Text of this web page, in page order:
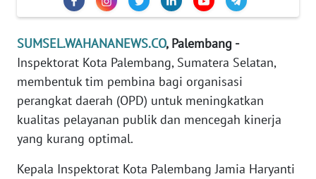
SUMSEL.WAHANANEWS.CO, Palembang -
Inspektorat Kota Palembang, Sumatera Selatan,
membentuk tim pembina bagi organisasi
perangkat daerah (OPD) untuk meningkatkan
kualitas pelayanan publik dan mencegah kinerja
yang kurang optimal.
Kepala Inspektorat Kota Palembang Jamia Haryanti
PEDOMAN
MEDIA
SIBER
REDAKSI
KARIR
DISCLAIMER